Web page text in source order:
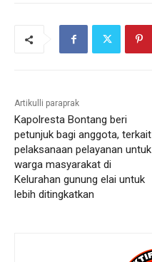
Artikulli paraprak
Kapolresta Bontang beri
petunjuk bagi anggota, terkait
pelaksanaan pelayanan untuk
warga masyarakat di
Kelurahan gunung elai untuk
lebih ditingkatkan